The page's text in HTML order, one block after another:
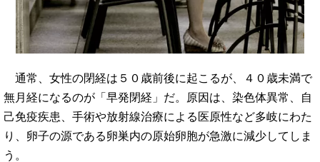
通常、女性の閉経は５０歳前後に起こるが、４０歳未満で
無月経になるのが「早発閉経」だ。原因は、染色体異常、自
己免疫疾患、手術や放射線治療による医原性など多岐にわた
り、卵子の源である卵巣内の原始卵胞が急激に減少してしま
う。